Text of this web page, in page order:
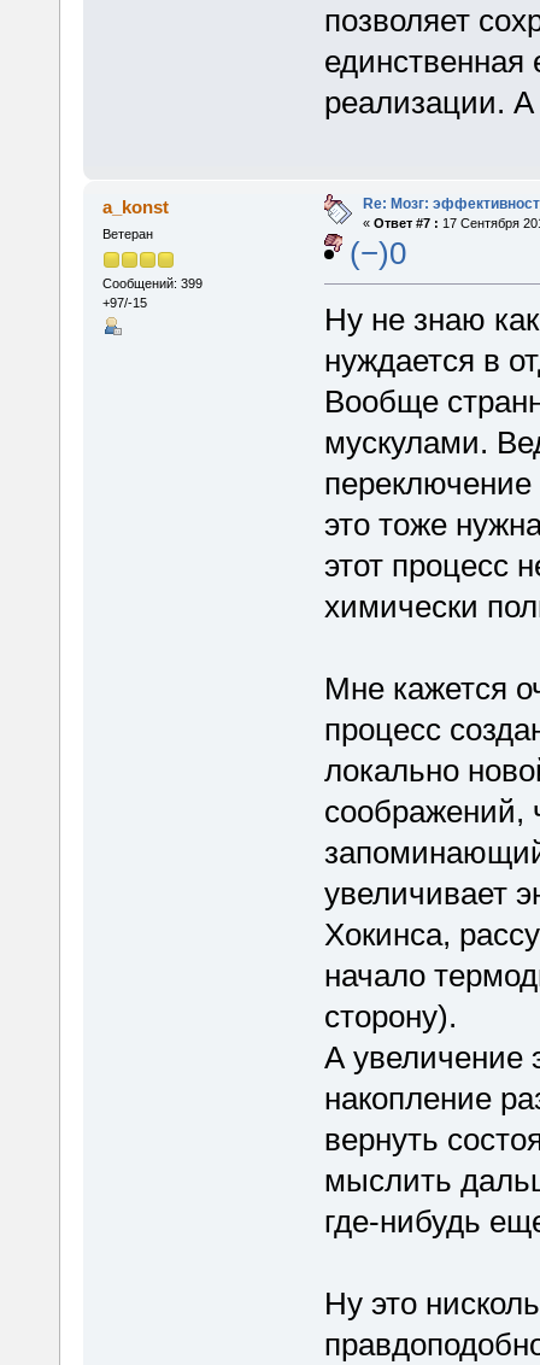
позволяет
единственная
реализации. А
a_konst
Ветеран
Сообщений: 399
+97/-15
Re: Мозг:
« Ответ #7 : 17 Сентября
(−)0
Ну не знаю
нуждается в
Вообще
мускулами.
переключение
это тоже
этот процесс
химически
Мне кажется
процесс
локально
соображений,
увеличивает
Хокинса,
начало
сторону).
А увеличение
накопление
вернуть
мыслить
где-нибудь
Ну это